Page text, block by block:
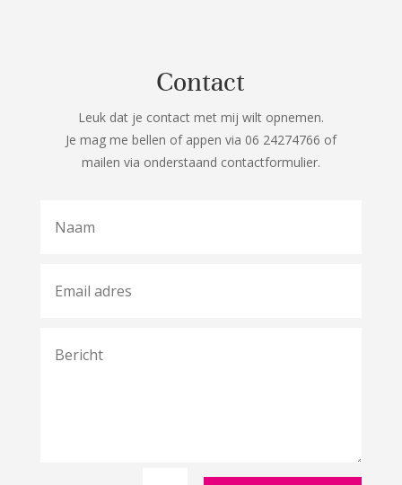
Contact
Leuk dat je contact met mij wilt opnemen.
Je mag me bellen of appen via 06 24274766 of
mailen via onderstaand contactformulier.